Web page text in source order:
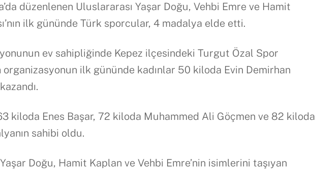
düzenlenen Uluslararası Yaşar Doğu, Vehbi Emre ve Hamit
ilk gününde Türk sporcular, 4 madalya elde etti.
ev sahipliğinde Kepez ilçesindeki Turgut Özal Spor
organizasyonun ilk gününde kadınlar 50 kiloda Evin Demirhan
kiloda Enes Başar, 72 kiloda Muhammed Ali Göçmen ve 82 kiloda
sahibi oldu.
Doğu, Hamit Kaplan ve Vehbi Emre’nin isimlerini taşıyan